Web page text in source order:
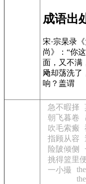
成语出
宋·宗杲录
尚》：“你
面，又不满
飏却荡洗了
响？盖谓
急不暇择
朝飞暮卷
吹毛索瘢
指顾从容
险陂倾侧
挑得篮里
一小撮